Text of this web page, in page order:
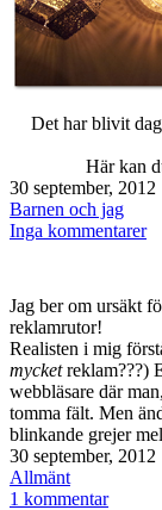
Det har blivit
Här kan
Publicerat
den
30 september, 2012
Kategoriserat
som
Barnen och jag
Inga kommentarertill
Jag ber om ursäkt
reklamrutor!
Realisten i mig
mycketreklam???)
webbläsare där
tomma fält. Men
blinkande grejer
Publicerat
den
30 september, 2012
Kategoriserat
som
Allmänt
1 kommentartill